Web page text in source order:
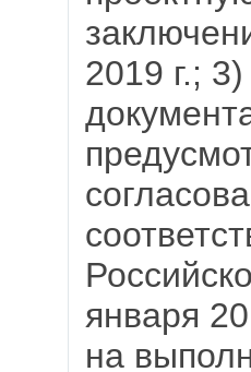
2019 г.;
января
на